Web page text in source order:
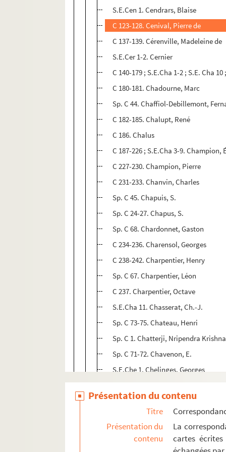
S.E.Cen 1. Cendrars, Blaise
C 123-128. Cenival, Pierre de
C 137-139. Cérenville, Madeleine de
S.E.Cer 1-2. Cernier
C 140-179 ; S.E.Cha 1-2 ; S.E. Cha
C 180-181. Chadourne, Marc
Sp. C 44. Chaffiol-Debillemont,
C 182-185. Chalupt, René
C 186. Chalus
C 187-226 ; S.E.Cha 3-9. Champion,
C 227-230. Champion, Pierre
C 231-233. Chanvin, Charles
Sp. C 45. Chapuis, S.
Sp. C 24-27. Chapus, S.
Sp. C 68. Chardonnet, Gaston
C 234-236. Charensol, Georges
C 238-242. Charpentier, Henry
Sp. C 67. Charpentier, Léon
C 237. Charpentier, Octave
S.E.Cha 11. Chasserat, Ch.-J.
Sp. C 73-75. Chateau, Henri
Sp. C 1. Chatterji, Nripendra Krishna
Sp. C 71-72. Chavenon, E.
S.E.Che 1. Chelinges, Georges
JChe.Lar 1-25 ; S.E.Che 2-4.
C 276-281. Chesterton, Gilbert Keith
C 282-289 ; S.E.Che 5-6. Chevalier,
C 290-292. Chevalley, Abel
C 293-295. Chomet, Henri
Présentation du contenu
Titre
Présentation du
contenu
La
cartes